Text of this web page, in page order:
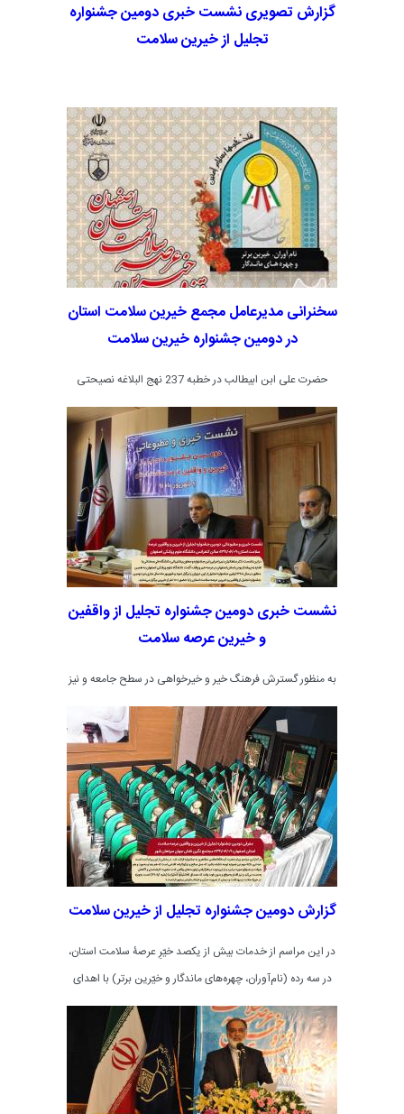
گزارش تصویری نشست خبری دومین جشنواره
تجلیل از خیرین سلامت
سخنرانی مدیرعامل مجمع خیرین سلامت استان
در دومین جشنواره خیرین سلامت
حضرت علی ابن ابيطالب در خطبه 237 نهج البلاغه نصیحتی
راهگشا دارد و می فرمایند: اکنون که زنده اید عمل نیک کنید،
پرونده ها گشوده است، عمل کنید پیش از آنکه چراغ عمرتان
خاموش شود و فرصت پایان یابد، تا لحظه مرگ مهلت برای
نیکوکاری و انجام کارهای ماندگار باقی می باشد که یک شب در
این کاروانسرای دنیا بیتوته داریم و به سرعت صبح شده و سپیده
سر زند ووقت کوچ و رحیل است.
نشست خبری دومین جشنواره تجلیل از واقفین
و خیرین عرصه سلامت
به منظور گسترش فرهنگ خیر و خیرخواهی در سطح جامعه و نیز
تجلیل و تقدیر از خیرین و واقفین عرصه سلامت استان پنجشنبه
9 شهریورماه 91 در محل مجتمع نگین نقش جهان واقع در
سپاهانشهر اصفهان برگزار می‌گردد
گزارش دومین جشنواره تجلیل از خیرین سلامت
در این مراسم از خدمات بیش از یکصد خیّرِ عرصۀ سلامت استان،
در سه رده (نام‌آوران، چهره‌های ماندگار و خیّرین برتر) با اهدای
لوح و تندیس جشنواره، تجلیل شد